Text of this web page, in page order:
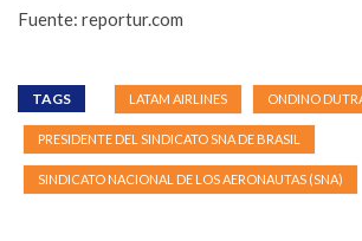
Fuente: reportur.com
TAGS LATAM AIRLINES ONDINO
PRESIDENTE DEL SINDICATO SNA DE BRASIL
SINDICATO NACIONAL DE LOS AERONAUTAS (SNA)